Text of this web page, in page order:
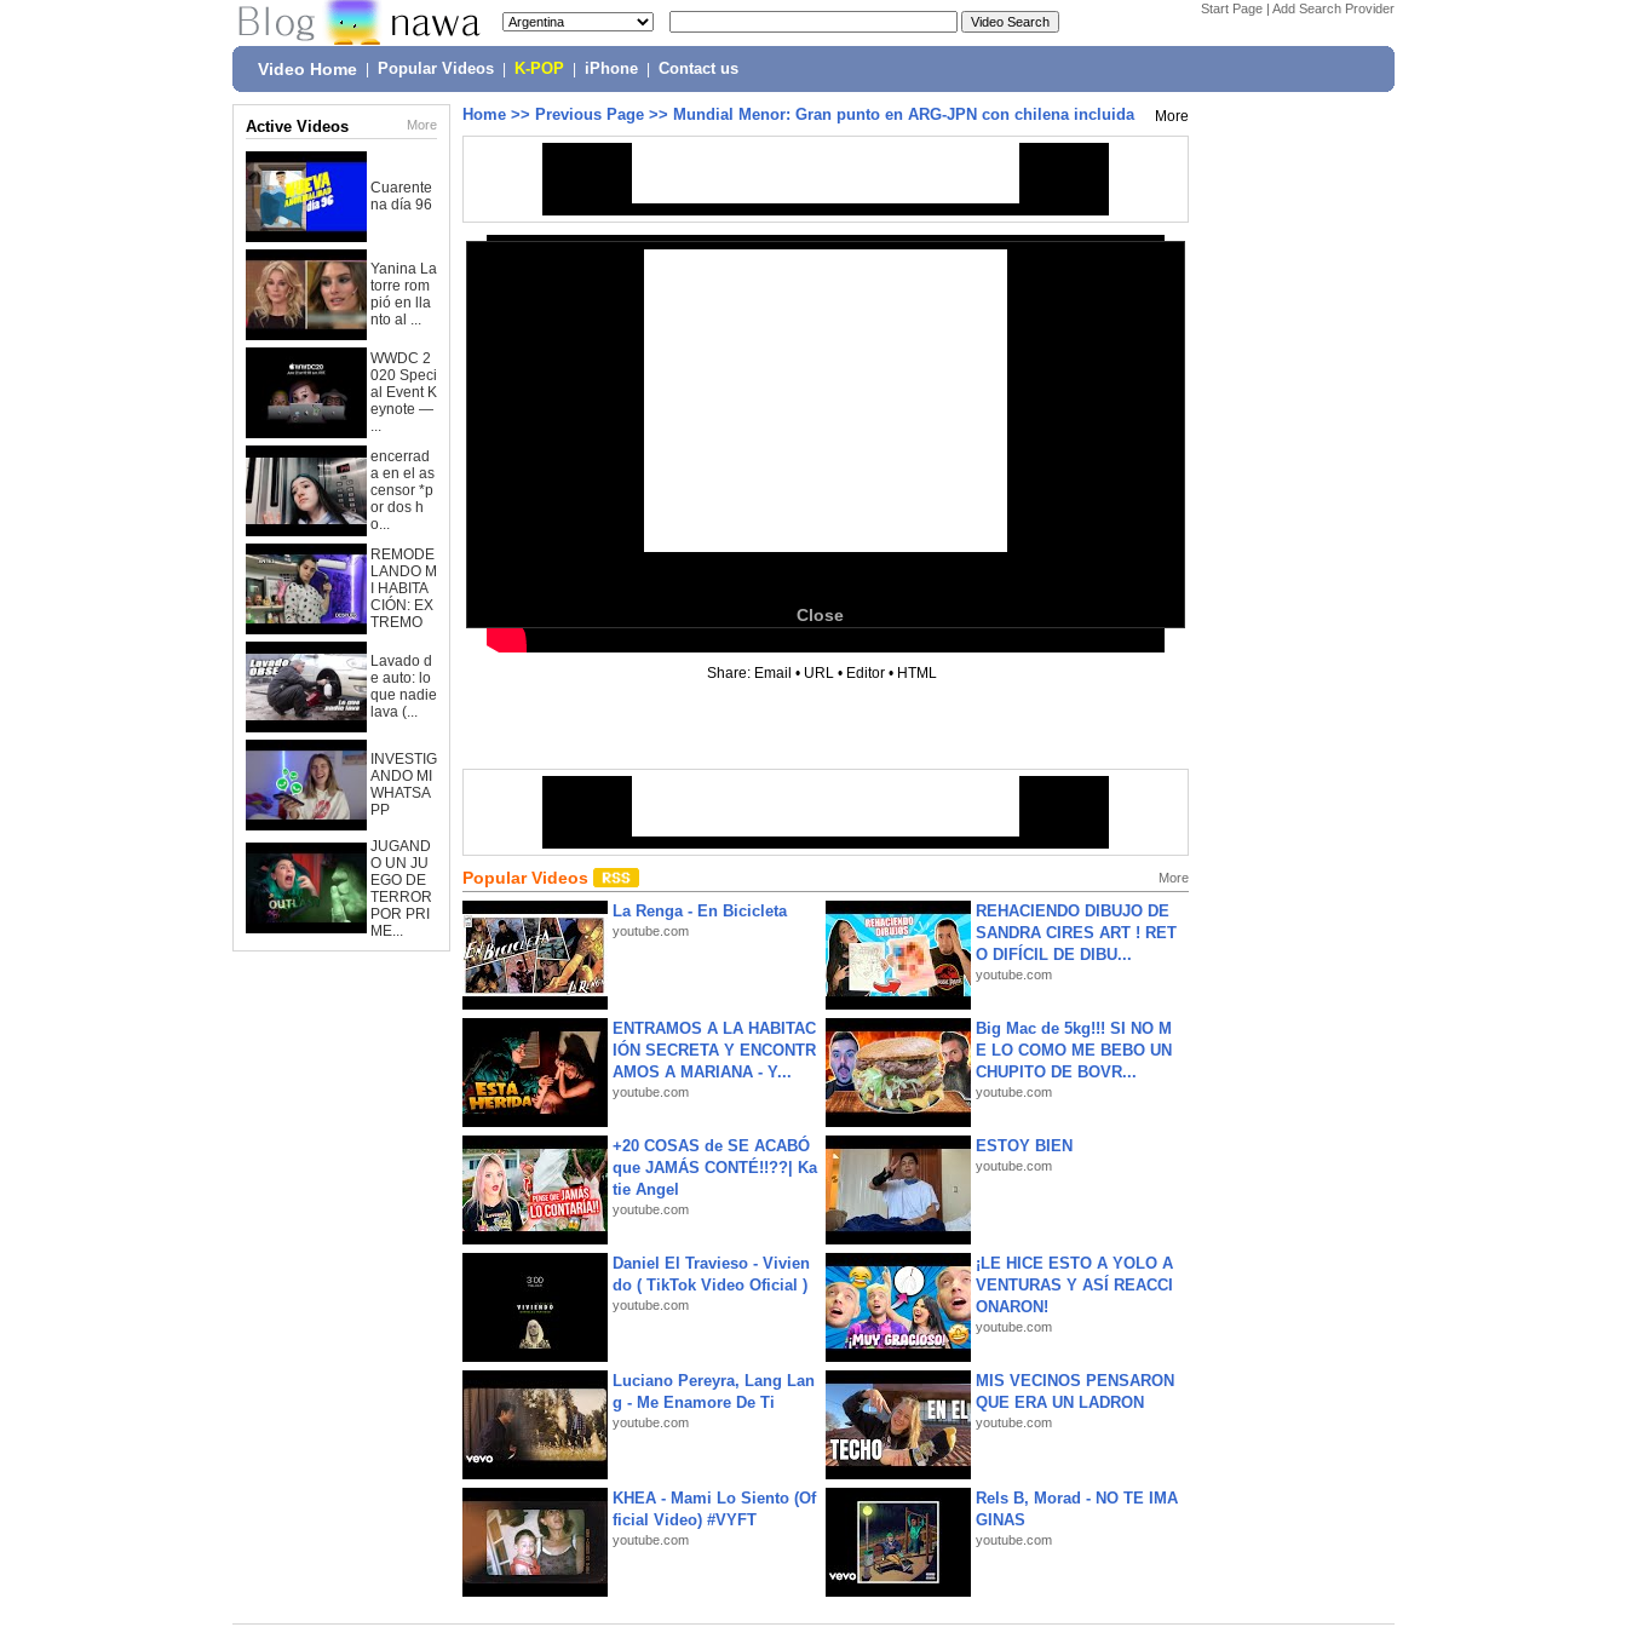
Start Page | Add Search Provider
Video Home Popular Videos K-POP iPhone Contact us
Active Videos More
Cuarente
na día 96
Yanina La
torre rom
pió en lla
nto al ...
WWDC 2
020 Speci
al Event K
eynote —
...
encerrad
a en el as
censor *p
or dos h
o...
REMODE
LANDO M
I HABITA
CIÓN: EX
TREMO
Lavado d
e auto: lo
que nadie
lava (...
INVESTIG
ANDO MI
WHATSA
PP
JUGAND
O UN JU
EGO DE
TERROR
POR PRI
ME...
Home >> Previous Page >> Mundial Menor: Gran punto en ARG-JPN con chilena incluida More
Close
Share: Email • URL • Editor • HTML
Popular Videos More
La Renga - En Bicicleta
youtube.com
REHACIENDO DIBUJO DE
SANDRA CIRES ART ! RET
O DIFÍCIL DE DIBU...
youtube.com
ENTRAMOS A LA HABITAC
IÓN SECRETA Y ENCONTR
AMOS A MARIANA - Y...
youtube.com
Big Mac de 5kg!!! SI NO M
E LO COMO ME BEBO UN
CHUPITO DE BOVR...
youtube.com
+20 COSAS de SE ACABÓ
que JAMÁS CONTÉ!!??| Ka
tie Angel
youtube.com
ESTOY BIEN
youtube.com
Daniel El Travieso - Vivien
do ( TikTok Video Oficial )
youtube.com
¡LE HICE ESTO A YOLO A
VENTURAS Y ASÍ REACCI
ONARON!
youtube.com
Luciano Pereyra, Lang Lan
g - Me Enamore De Ti
youtube.com
MIS VECINOS PENSARON
QUE ERA UN LADRON
youtube.com
KHEA - Mami Lo Siento (Of
ficial Video) #VYFT
youtube.com
Rels B, Morad - NO TE IMA
GINAS
youtube.com